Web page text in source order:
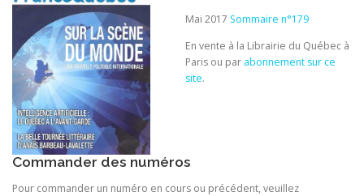
INTRANET
Mai 2017 Sommaire n°179
En vente à la Librairie du Québec à
Paris ou par abonnement sur ce
site.
Commander des numéros
Pour commander un numéro en cours ou précédent, veuillez